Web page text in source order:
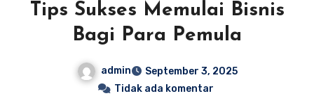
Tips Sukses Memulai Bisnis
Bagi Para Pemula
admin
September 3, 2025
Tidak ada komentar